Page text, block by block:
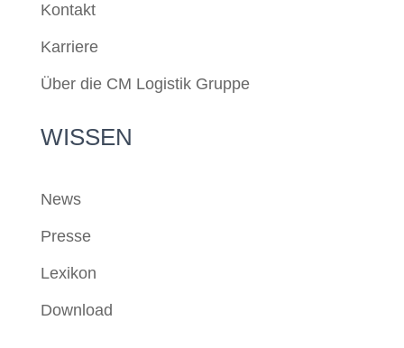
Kontakt
Karriere
Über die CM Logistik Gruppe
WISSEN
News
Presse
Lexikon
Download